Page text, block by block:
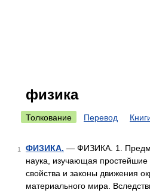
физика
Толкование Перевод
1 ФИЗИКА. — ФИЗИКА. 1.
наука, изучающая
свойства и законы движения
материального мира.